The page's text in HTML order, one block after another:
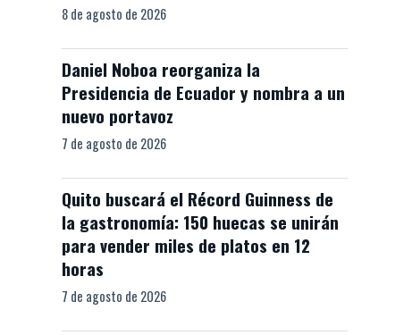
8 de agosto de 2026
Daniel Noboa reorganiza la
Presidencia de Ecuador y nombra a un
nuevo portavoz
7 de agosto de 2026
Quito buscará el Récord Guinness de
la gastronomía: 150 huecas se unirán
para vender miles de platos en 12
horas
7 de agosto de 2026